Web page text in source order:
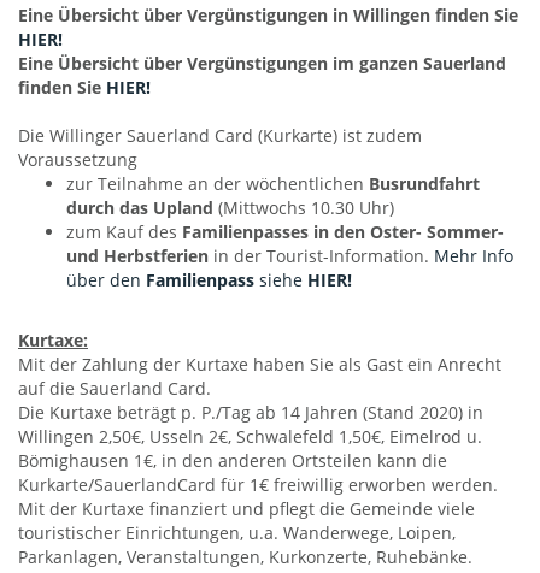
Eine Übersicht über Vergünstigungen in Willingen finden Sie
HIER!
Eine Übersicht über Vergünstigungen im ganzen Sauerland
finden Sie HIER!
Die Willinger Sauerland Card (Kurkarte) ist zudem
Voraussetzung
zur Teilnahme an der wöchentlichen Busrundfahrt
durch das Upland (Mittwochs 10.30 Uhr)
zum Kauf des Familienpasses in den Oster- Sommer-
und Herbstferien in der Tourist-Information. Mehr Info
über den Familienpass siehe HIER!
Kurtaxe:
Mit der Zahlung der Kurtaxe haben Sie als Gast ein Anrecht
auf die Sauerland Card.
Die Kurtaxe beträgt p. P./Tag ab 14 Jahren (Stand 2020) in
Willingen 2,50€, Usseln 2€, Schwalefeld 1,50€, Eimelrod u.
Bömighausen 1€, in den anderen Ortsteilen kann die
Kurkarte/SauerlandCard für 1€ freiwillig erworben werden.
Mit der Kurtaxe finanziert und pflegt die Gemeinde viele
touristischer Einrichtungen, u.a. Wanderwege, Loipen,
Parkanlagen, Veranstaltungen, Kurkonzerte, Ruhebänke.